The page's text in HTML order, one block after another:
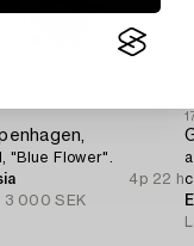
"Blue Flower".
4p 22 h
3 000 SEK